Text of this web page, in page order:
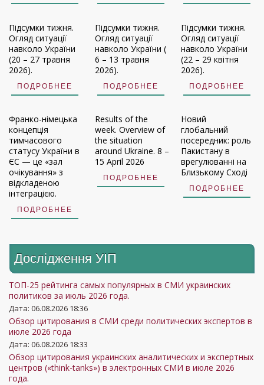
Підсумки тижня.
Огляд ситуації
навколо України
(20 – 27 травня
2026).
ПОДРОБНЕЕ
Підсумки тижня.
Огляд ситуації
навколо України (
6 – 13 травня
2026).
ПОДРОБНЕЕ
Підсумки тижня.
Огляд ситуації
навколо України
(22 – 29 квітня
2026).
ПОДРОБНЕЕ
Франко-німецька
концепція
тимчасового
статусу України в
ЄС — це «зал
очікування» з
відкладеною
інтеграцією.
ПОДРОБНЕЕ
Results of the
week. Overview of
the situation
around Ukraine. 8 –
15 April 2026
ПОДРОБНЕЕ
Новий
глобальний
посередник: роль
Пакистану в
врегулюванні на
Близькому Сході
ПОДРОБНЕЕ
Дослідження УIП
ТОП-25 рейтинга самых популярных в СМИ украинских
политиков за июль 2026 года.
Дата: 06.08.2026 18:36
Обзор цитирования в СМИ среди политических экспертов в
июле 2026 года
Дата: 06.08.2026 18:33
Обзор цитирования украинских аналитических и экспертных
центров («think-tanks») в электронных СМИ в июле 2026
года.